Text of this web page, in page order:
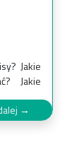
Jakie
Jakie
→